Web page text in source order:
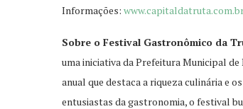
Informações: www.
Sobre o Festival Gastronômico da
uma iniciativa da Prefeitura Municipal
anual que destaca a riqueza culinária e
entusiastas da gastronomia, o festival